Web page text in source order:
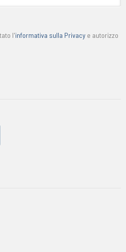
l'informativa sulla Privacy e autorizzo